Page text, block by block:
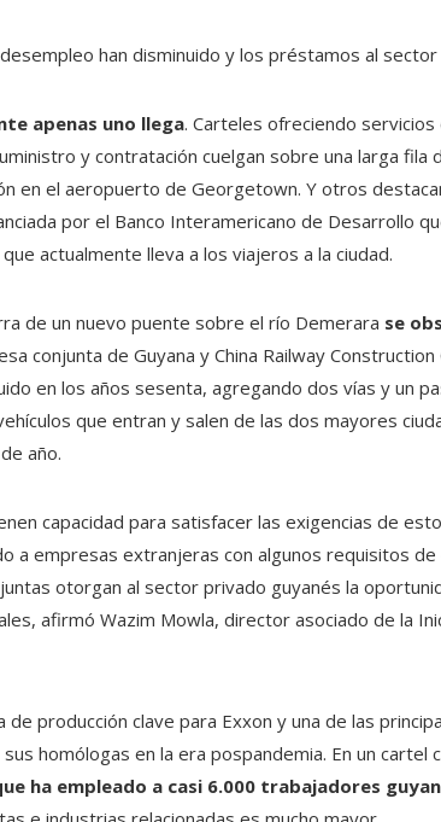
han disminuido y los préstamos al
apenas uno llega. Carteles ofreciendo
y contratación cuelgan sobre una larga fila
en el aeropuerto de Georgetown. Y otros
por el Banco Interamericano de Desarrollo
actualmente lleva a los viajeros a la ciudad.
de un nuevo puente sobre el río Demerara se
conjunta de Guyana y China Railway
en los años sesenta, agregando dos vías y un
que entran y salen de las dos mayores
año.
capacidad para satisfacer las exigencias de
a empresas extranjeras con algunos requisitos
otorgan al sector privado guyanés la
afirmó Wazim Mowla, director asociado de la
de producción clave para Exxon y una de las
homólogas en la era pospandemia. En un cartel
ha empleado a casi 6.000 trabajadores